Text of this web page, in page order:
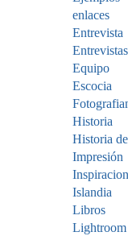
enlaces
Entrevista
Entrevistas
Equipo
Escocia
Historia
Historia
Impresión
Islandia
Libros
Lightroom